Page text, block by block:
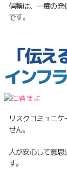
信頼は、一度の
です。
「伝
インフ
リスクコミュニ
せん。
人が安心して意
す。